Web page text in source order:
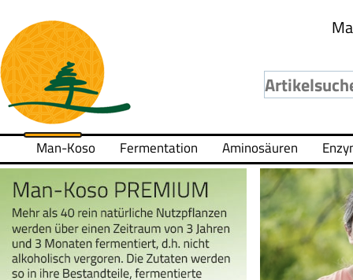
Man-Koso Fermentation Aminosäuren